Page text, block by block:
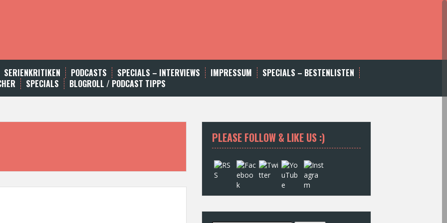
SERIENKRITIKEN PODCASTS SPECIALS – INTERVIEWS IMPRESSUM
SPECIALS – BESTENLISTEN
SPECIALS BLOGROLL / PODCAST TIPPS
PLEASE FOLLOW & LIKE US :)